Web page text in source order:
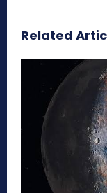
Related